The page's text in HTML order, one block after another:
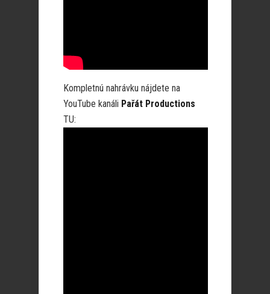
Kompletnú nahrávku nájdete na
YouTube kanáli Pařát Productions
TU: